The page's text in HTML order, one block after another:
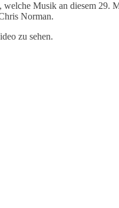
Musik an diesem 29.
Norman.
zu sehen.